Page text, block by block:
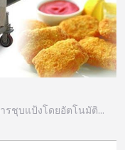
รชุบแป้งโดยอัตโนมัติ…